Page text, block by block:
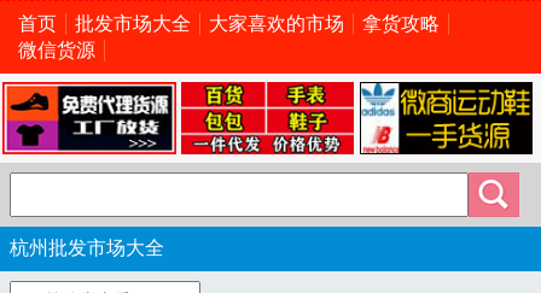
首页 批发市场大全 大家喜欢的市场
拿货攻略
微信货源
杭州批发市场大全